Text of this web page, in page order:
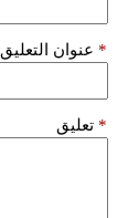
عنوان التعليق *
تعليق *